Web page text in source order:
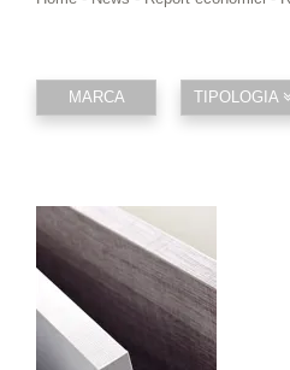
MARCA TIPOLOGIA